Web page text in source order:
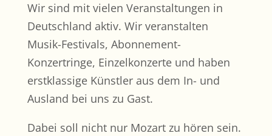
Wir sind mit vielen Veranstaltungen in
Deutschland aktiv. Wir veranstalten
Musik-Festivals, Abonnement-
Konzertringe, Einzelkonzerte und haben
erstklassige Künstler aus dem In- und
Ausland bei uns zu Gast.
Dabei soll nicht nur Mozart zu hören sein.